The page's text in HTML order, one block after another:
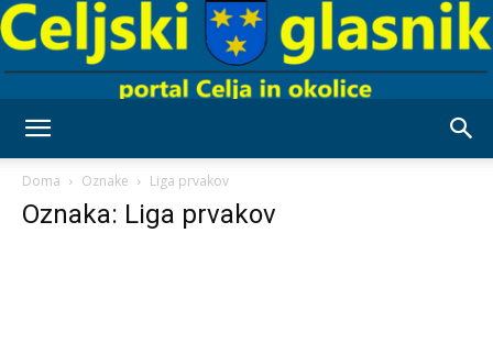
Doma Oznake Liga prvakov
Oznaka: Liga prvakov